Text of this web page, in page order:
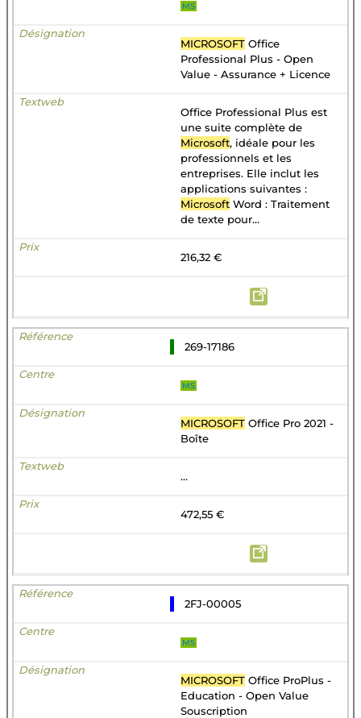
MS
MICROSOFT Office
Professional Plus - Open
Value - Assurance + Licence
Office Professional Plus est
une suite complète de
Microsoft, idéale pour les
professionnels et les
entreprises. Elle inclut les
applications suivantes :
Microsoft Word : Traitement
de texte pour...
216,32 €
269-17186
MS
MICROSOFT Office Pro 2021 -
Boîte
...
472,55 €
2FJ-00005
MS
MICROSOFT Office ProPlus -
Education - Open Value
Souscription